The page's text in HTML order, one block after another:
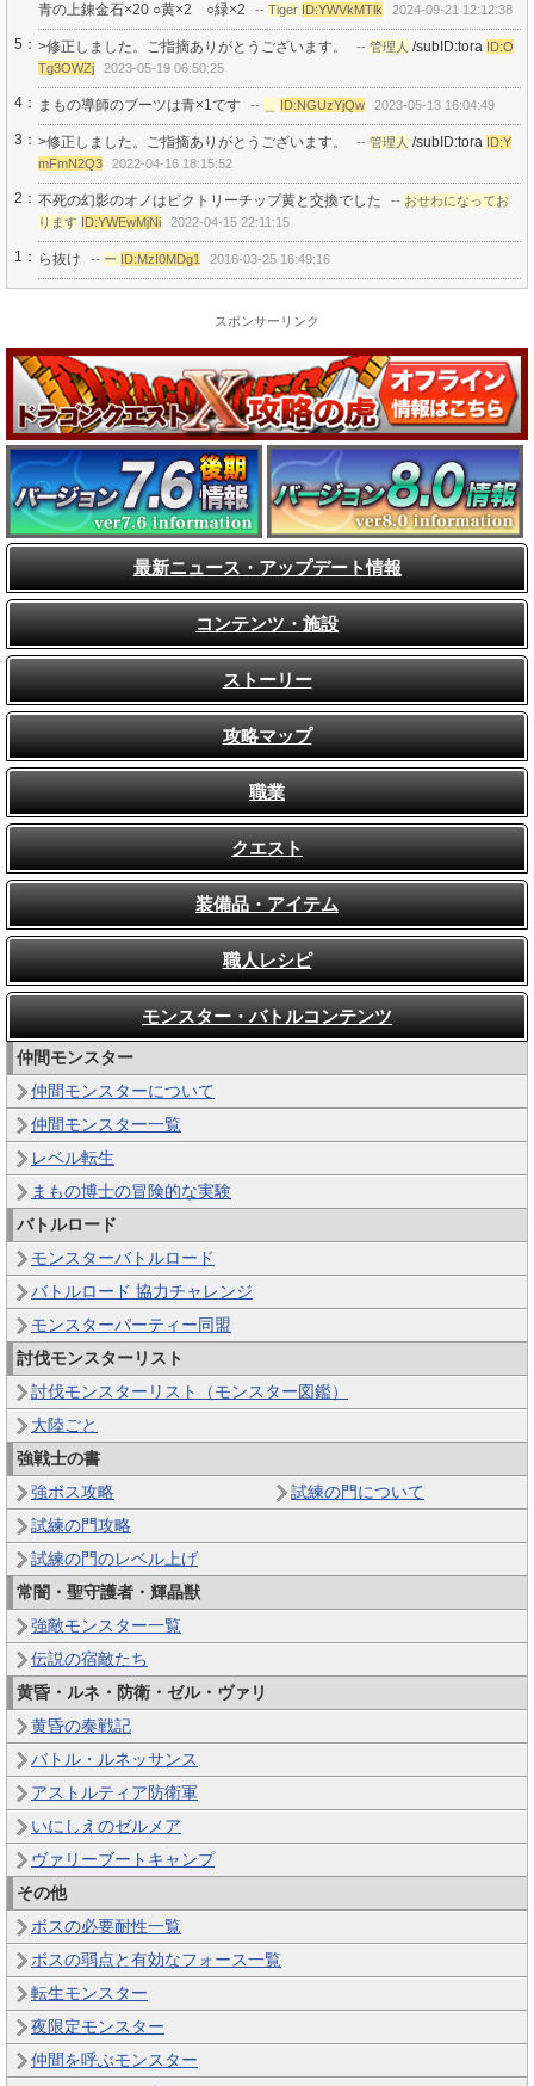
青の上錬金石×20 ○黄×2 ○緑×2
-- Tiger ID:YWVkMTlk 2024-09-21 12:12:38
5： >修正しました。ご指摘ありがとうございます。 -- 管理人 /subID:tora
ID:O
Tg3OWZj
2023-05-19 06:50:25
4： まもの導師のブーツは青×1です -- ID:NGUzYjQw 2023-05-13 16:04:49
3： >修正しました。ご指摘ありがとうございます。 -- 管理人 /subID:tora
ID:Y
mFmN2Q3
2022-04-16 18:15:52
2： 不死の幻影のオノはビクトリーチップ黄と交換でした -- おせわになってお
ります
ID:YWEwMjNi 2022-04-15 22:11:15
1： ら抜け -- ー ID:MzI0MDg1 2016-03-25 16:49:16
スポンサーリンク
最新ニュース・アップデート情報
コンテンツ・施設
ストーリー
攻略マップ
職業
クエスト
装備品・アイテム
職人レシピ
モンスター・バトルコンテンツ
仲間モンスター
仲間モンスターについて
仲間モンスター一覧
レベル転生
まもの博士の冒険的な実験
バトルロード
モンスターバトルロード
バトルロード 協力チャレンジ
モンスターパーティー同盟
討伐モンスターリスト
討伐モンスターリスト（モンスター図鑑）
大陸ごと
強戦士の書
強ボス攻略
試練の門について
試練の門攻略
試練の門のレベル上げ
常闇・聖守護者・輝晶獣
強敵モンスター一覧
伝説の宿敵たち
黄昏・ルネ・防衛・ゼル・ヴァリ
黄昏の奏戦記
バトル・ルネッサンス
アストルティア防衛軍
いにしえのゼルメア
ヴァリーブートキャンプ
その他
ボスの必要耐性一覧
ボスの弱点と有効なフォース一覧
転生モンスター
夜限定モンスター
仲間を呼ぶモンスター